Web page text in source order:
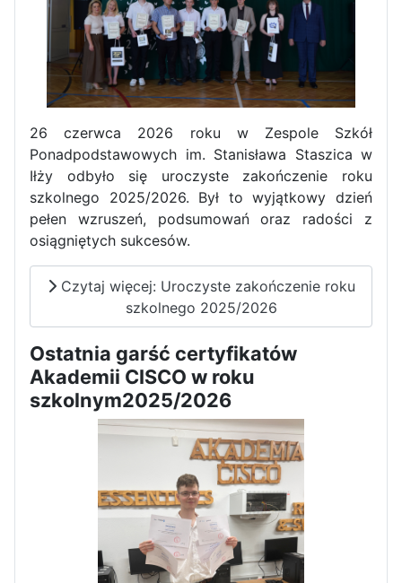
Dni Otwarte w „Staszicu” za
nami
Informatycy zapraszają do
Staszica w Iłży!
Zakończenie roku maturzystów
26 czerwca 2026 roku w Zespole Szkół
Ponadpodstawowych im. Stanisława Staszica w
Iłży odbyło się uroczyste zakończenie roku
szkolnego 2025/2026. Był to wyjątkowy dzień
pełen wzruszeń, podsumowań oraz radości z
osiągniętych sukcesów.
Czytaj więcej: Uroczyste zakończenie roku
szkolnego 2025/2026
Ostatnia garść certyfikatów
Akademii CISCO w roku
szkolnym2025/2026